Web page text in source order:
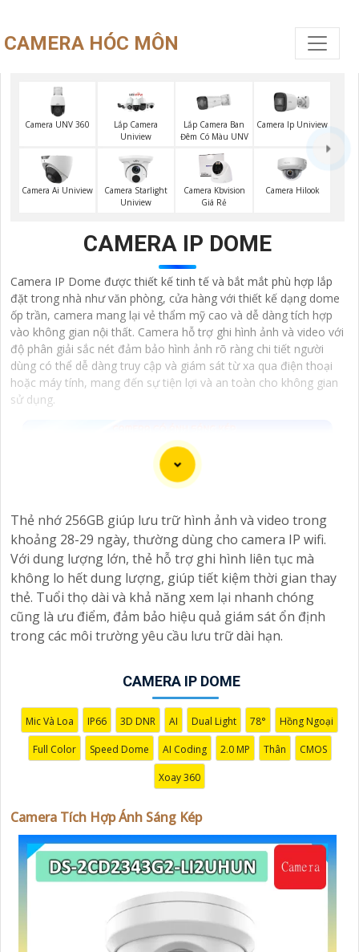
CAMERA HÓC MÔN
Camera UNV 360
Lắp Camera
Uniview
Lắp Camera Ban
Đêm Có Màu UNV
Camera Ip Uniview
Camera Ai Uniview
Camera Starlight
Uniview
Camera Kbvision
Giá Rẻ
Camera Hilook
CAMERA IP DOME
Camera IP Dome được thiết kế tinh tế và bắt mắt phù hợp lắp
đặt trong nhà như văn phòng, cửa hàng với thiết kế dạng dome
ốp trần, camera mang lại vẻ thẩm mỹ cao và dễ dàng tích hợp
vào không gian nội thất. Camera hỗ trợ ghi hình ảnh và video với
độ phân giải sắc nét đảm bảo hình ảnh rõ ràng chi tiết người
dùng có thể dễ dàng truy cập và giám sát từ xa qua điện thoại
hoặc máy tính, mang đến sự tiện lợi và an toàn cho không gian
sử dụng.
Thẻ nhớ 256GB giúp lưu trữ hình ảnh và video trong
khoảng 28-29 ngày, thường dùng cho camera IP wifi.
Với dung lượng lớn, thẻ hỗ trợ ghi hình liên tục mà
không lo hết dung lượng, giúp tiết kiệm thời gian thay
thẻ. Tuổi thọ dài và khả năng xem lại nhanh chóng
cũng là ưu điểm, đảm bảo hiệu quả giám sát ổn định
trong các môi trường yêu cầu lưu trữ dài hạn.
CAMERA IP DOME
Mic Và Loa IP66 3D DNR AI Dual Light 78° Hồng Ngoại
Full Color Speed Dome AI Coding 2.0 MP Thân CMOS
Xoay 360
Camera Tích Hợp Ánh Sáng Kép